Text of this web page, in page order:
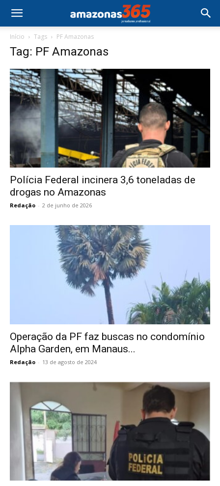
Início Tags PF Amazonas
Tag: PF Amazonas
Polícia Federal incinera 3,6 toneladas de
drogas no Amazonas
Redação - 2 de junho de 2026
Operação da PF faz buscas no condomínio
Alpha Garden, em Manaus...
Redação - 13 de agosto de 2024